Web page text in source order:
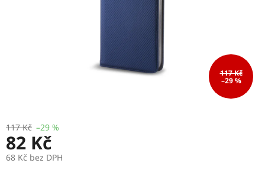
117 Kč
–29 %
117 Kč –29 %
82 Kč
68 Kč bez DPH